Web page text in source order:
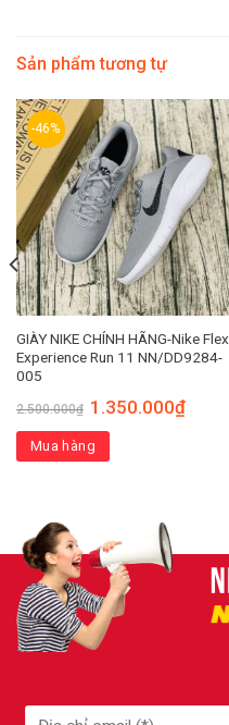
Sản phẩm tương tự
-46%
GIÀY NIKE CHÍNH HÃNG-Nike Flex
Experience Run 11 NN/DD9284-
005
2.500.000₫ 1.350.000₫
Mua hàng